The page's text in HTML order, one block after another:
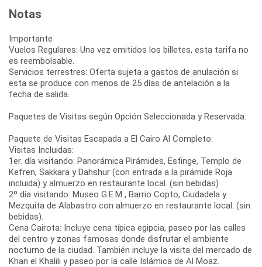
Notas
Importante
Vuelos Regulares: Una vez emitidos los billetes, esta tarifa no
es reembolsable.
Servicios terrestres: Oferta sujeta a gastos de anulación si
esta se produce con menos de 25 días de antelación a la
fecha de salida.
Paquetes de Visitas según Opción Seleccionada y Reservada:
Paquete de Visitas Escapada a El Cairo Al Completo:
Visitas Incluidas:
1er. día visitando: Panorámica Pirámides, Esfinge, Templo de
Kefren, Sakkara y Dahshur (con entrada a la pirámide Roja
incluida) y almuerzo en restaurante local. (sin bebidas)
2º día visitando: Museo G.E.M , Barrio Copto, Ciudadela y
Mezquita de Alabastro con almuerzo en restaurante local. (sin
bebidas).
Cena Cairota: Incluye cena típica egipcia, paseo por las calles
del centro y zonas famosas donde disfrutar el ambiente
nocturno de la ciudad. También incluye la visita del mercado de
Khan el Khalili y paseo por la calle Islámica de Al Moaz.